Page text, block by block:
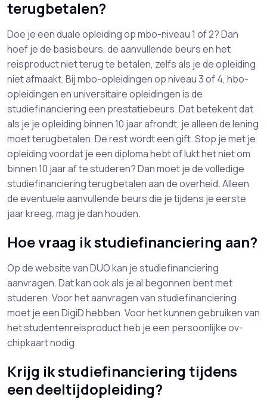
terugbetalen?
Doe je een duale opleiding op mbo-niveau 1 of 2? Dan
hoef je de basisbeurs, de aanvullende beurs en het
reisproduct niet terug te betalen, zelfs als je de opleiding
niet afmaakt. Bij mbo-opleidingen op niveau 3 of 4, hbo-
opleidingen en universitaire opleidingen is de
studiefinanciering een prestatiebeurs. Dat betekent dat
als je je opleiding binnen 10 jaar afrondt, je alleen de lening
moet terugbetalen. De rest wordt een gift. Stop je met je
opleiding voordat je een diploma hebt of lukt het niet om
binnen 10 jaar af te studeren? Dan moet je de volledige
studiefinanciering terugbetalen aan de overheid. Alleen
de eventuele aanvullende beurs die je tijdens je eerste
jaar kreeg, mag je dan houden.
Hoe vraag ik studiefinanciering aan?
Op de website van DUO kan je studiefinanciering
aanvragen. Dat kan ook als je al begonnen bent met
studeren. Voor het aanvragen van studiefinanciering
moet je een DigiD hebben. Voor het kunnen gebruiken van
het studentenreisproduct heb je een persoonlijke ov-
chipkaart nodig.
Krijg ik studiefinanciering tijdens
een deeltijdopleiding?